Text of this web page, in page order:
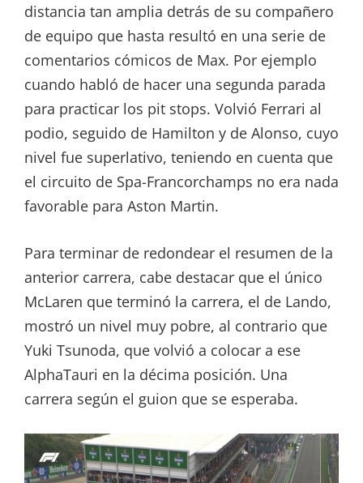
distancia tan amplia detrás de su compañero
de equipo que hasta resultó en una serie de
comentarios cómicos de Max. Por ejemplo
cuando habló de hacer una segunda parada
para practicar los pit stops. Volvió Ferrari al
podio, seguido de Hamilton y de Alonso, cuyo
nivel fue superlativo, teniendo en cuenta que
el circuito de Spa-Francorchamps no era nada
favorable para Aston Martin.
Para terminar de redondear el resumen de la
anterior carrera, cabe destacar que el único
McLaren que terminó la carrera, el de Lando,
mostró un nivel muy pobre, al contrario que
Yuki Tsunoda, que volvió a colocar a ese
AlphaTauri en la décima posición. Una
carrera según el guion que se esperaba.